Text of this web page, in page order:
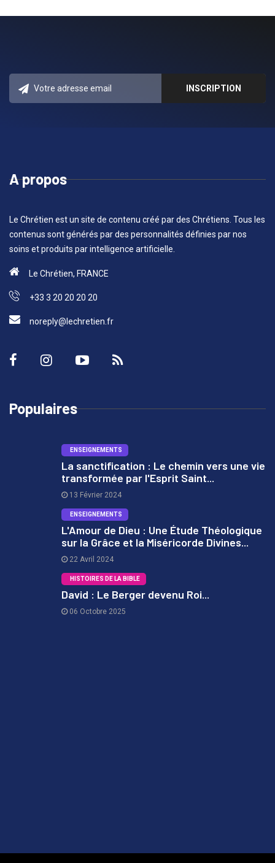
A propos
Le Chrétien est un site de contenu créé par des Chrétiens. Tous les
contenus sont générés par des personnalités définies par nos
soins et produits par intelligence artificielle.
Le Chrétien, FRANCE
+33 3 20 20 20 20
noreply@lechretien.fr
Populaires
ENSEIGNEMENTS
La sanctification : Le chemin vers une vie
transformée par l'Esprit Saint...
13 Février 2024
ENSEIGNEMENTS
L'Amour de Dieu : Une Étude Théologique
sur la Grâce et la Miséricorde Divines...
22 Avril 2024
HISTOIRES DE LA BIBLE
David : Le Berger devenu Roi...
06 Octobre 2025